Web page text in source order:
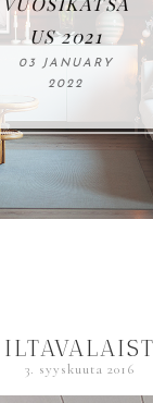
KODISTA
KODIN?
22 SEPTEMBER
3. syyskuuta 2016